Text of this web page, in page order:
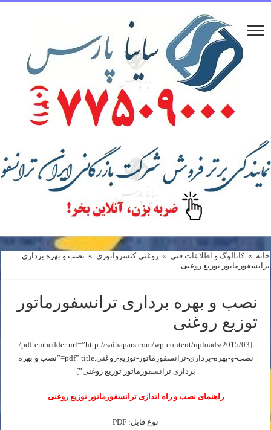
خانه » کاتالوگ و اطلاعات فنی » روغنی کنسرواتوری » نصب و بهره برداری
ترانسفورماتور توزيع روغنی
نصب و بهره برداری ترانسفورماتور
توزيع روغنی
[pdf-embedder url=”http://sainapars.com/wp-content/uploads/2015/03/
نصب-و-بهره-برداری-ترانسفورماتور-توزيع-روغنی.pdf” title=”نصب و بهره
برداری ترانسفورماتور توزيع روغنی”]
راهنمای نصب و راه اندازی ترانسفورماتور توزيع روغنی
نوع فایل: PDF